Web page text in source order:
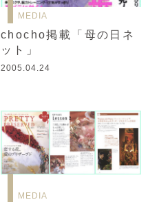
MEDIA
chocho掲載「母の日ネ
ット」
2005.04.24
MEDIA